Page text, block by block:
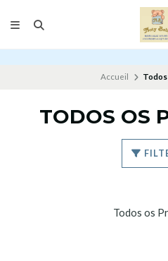
Accueil
TODOS OS
Todos os